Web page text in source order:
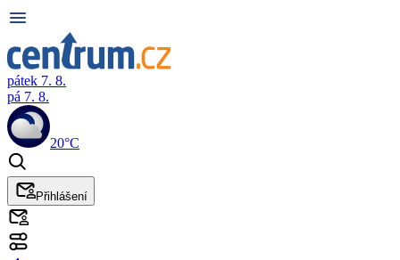
pátek 7. 8.
pá 7. 8.
20°C
Přihlášení